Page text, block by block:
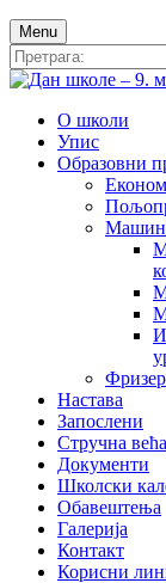
Menu
О школи
Упис
Образовни
Фризер
Настава
Запослени
Стручна већа
Документи
Школски
Обавештења
Галерија
Контакт
Корисни